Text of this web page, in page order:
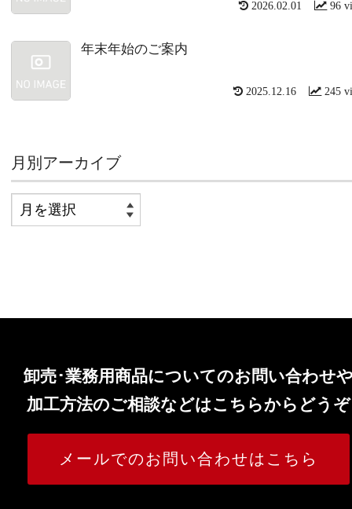
96
2026.02.01
年末年始のご案内
245
2025.12.16
月別アーカイブ
卸売･業務用商品についてのお問い合わせ
加工方法のご相談などはこちらからどうぞ
メールでのお問い合わせはこちら